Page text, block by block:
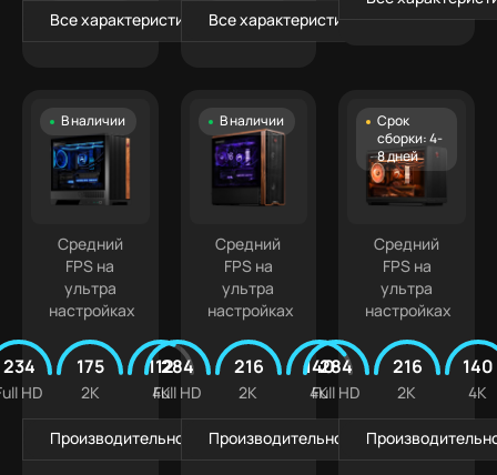
Все характеристики
Все характеристики
В наличии
Средний
FPS на
ультра
настройках
234
HD
175
2K
112
4K
Производительность в играх
В наличии
Средний
FPS на
ультра
настройках
284
Full HD
216
2K
140
4K
Производительность в играх
Срок
сборки: 4-
8 дней
Средний
FPS на
ультра
настройках
284
Full HD
216
2K
140
4K